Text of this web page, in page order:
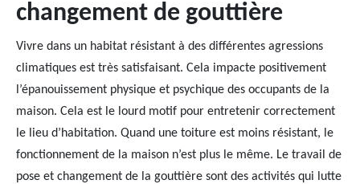
changement de gouttière
Vivre dans un habitat résistant à des différentes agressions
climatiques est très satisfaisant. Cela impacte positivement
l’épanouissement physique et psychique des occupants de la
maison. Cela est le lourd motif pour entretenir correctement
le lieu d’habitation. Quand une toiture est moins résistant, le
fonctionnement de la maison n’est plus le même. Le travail de
pose et changement de la gouttière sont des activités qui lutte